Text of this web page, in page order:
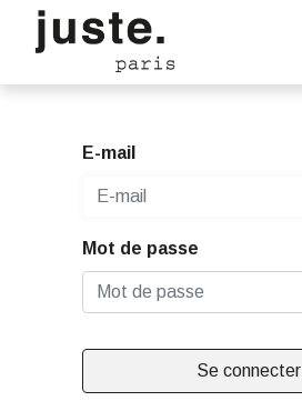
E-mail
Mot de passe
Se connecter